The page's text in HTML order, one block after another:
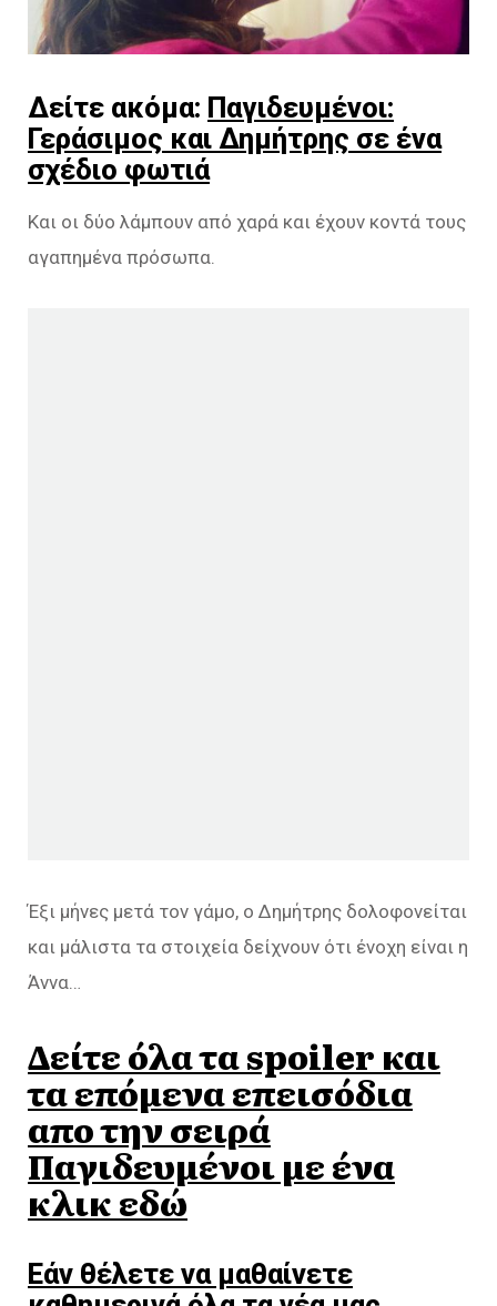
Δείτε ακόμα: Παγιδευμένοι:
Γεράσιμος και Δημήτρης σε ένα
σχέδιο φωτιά
Και οι δύο λάμπουν από χαρά και έχουν κοντά τους
αγαπημένα πρόσωπα.
Έξι μήνες μετά τον γάμο, ο Δημήτρης δολοφονείται
και μάλιστα τα στοιχεία δείχνουν ότι ένοχη είναι η
Άννα…
Δείτε όλα τα spoiler και
τα επόμενα επεισόδια
απο την σειρά
Παγιδευμένοι με ένα
κλικ εδώ
Εάν θέλετε να μαθαίνετε